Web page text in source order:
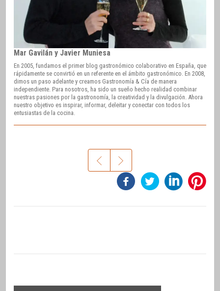
Mar Gavilán y Javier Muniesa
En 2005, fundamos el primer blog gastronómico colaborativo en España, que
rápidamente se convirtió en un referente en el ámbito gastronómico. En 2008,
dimos un paso adelante y creamos Gastronomía & Cía de manera
independiente. Para nosotros, ha sido un sueño hecho realidad combinar
nuestras pasiones por la gastronomía, la creatividad y la divulgación. Ahora
nuestro objetivo es inspirar, informar, deleitar y conectar con todos los
entusiastas de la cocina.